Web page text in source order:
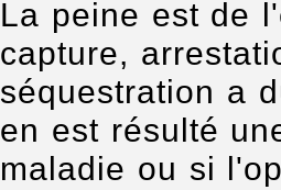
La peine est de
capture,
séquestration a
en est résulté
maladie ou si